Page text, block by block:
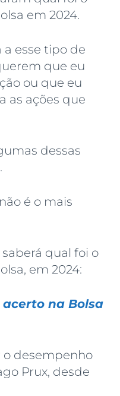
em 2024.
a esse tipo de
que eu
ou que eu
as ações que
dessas
é o mais
qual foi o
em 2024:
na Bolsa
desempenho
Prux, desde